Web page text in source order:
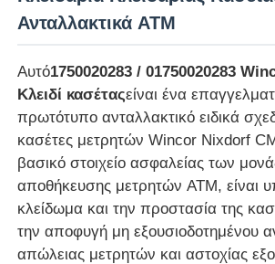
Ανταλλακτικά ATM
Αυτό1750020283 / 01750020283
Κλειδί κασέταςείναι ένα
πρωτότυπο ανταλλακτικό ειδικά
κασέτες μετρητών Wincor Nixdorf
βασικό στοιχείο ασφαλείας των
αποθήκευσης μετρητών ATM, είναι
κλείδωμα και την προστασία της
την αποφυγή μη εξουσιοδοτημένου
απώλειας μετρητών και αστοχίας